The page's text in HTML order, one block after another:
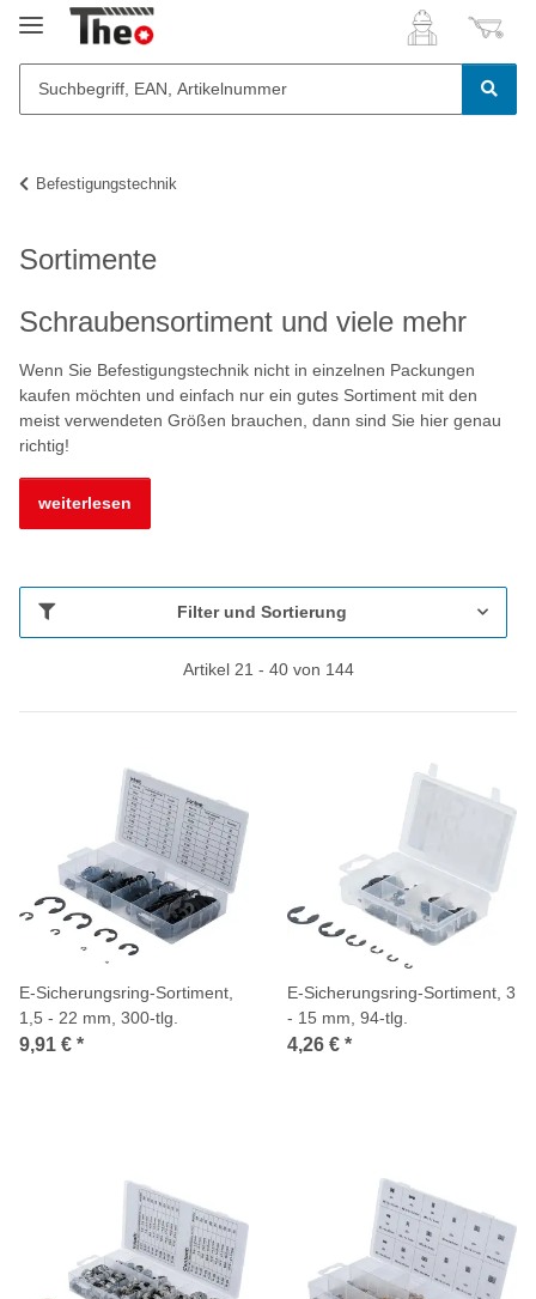
Befestigungstechnik
Sortimente
Schraubensortiment und viele mehr
Wenn Sie Befestigungstechnik nicht in einzelnen Packungen
kaufen möchten und einfach nur ein gutes Sortiment mit den
meist verwendeten Größen brauchen, dann sind Sie hier genau
richtig!
weiterlesen
Filter und Sortierung
Artikel 21 - 40 von 144
E-Sicherungsring-Sortiment,
1,5 - 22 mm, 300-tlg.
9,91 € *
E-Sicherungsring-Sortiment, 3
- 15 mm, 94-tlg.
4,26 € *